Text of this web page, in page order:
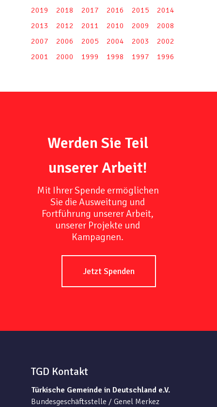
2019
2018 2017 2016 2015
2014
2013
2012 2011 2010 2009
2008
2007
2006 2005 2004 2003
2002
2001
2000 1999 1998 1997 1996
Werden Sie Teil
unserer Arbeit!
Mit Ihrer Spende ermöglichen
Sie die Ausweitung und
Fortführung unserer Arbeit,
unserer Projekte und
Kampagnen.
Jetzt Spenden
TGD Kontakt
Türkische Gemeinde in Deutschland e.V.
Bundesgeschäftsstelle / Genel Merkez